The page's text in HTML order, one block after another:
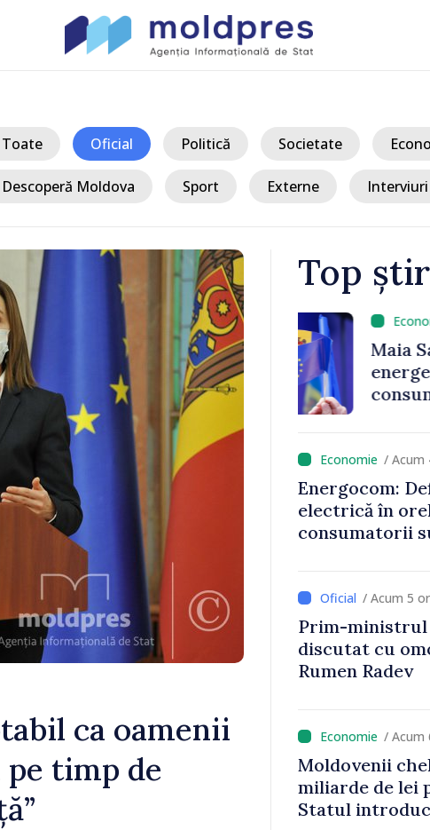
Toate Oficial Politică Societate
Descoperă Moldova Sport Externe Interviuri
ca oamenii
timp de
Top
în
/ Acum
Maia Sandu
energetică și
consumului în
astfel putem
/ Acum
Energocom:
electrică în
consumatorii
/ Acum 5
Prim-ministrul
discutat cu
Rumen Radev
/ Acum
Moldovenii
miliarde de lei
Statul